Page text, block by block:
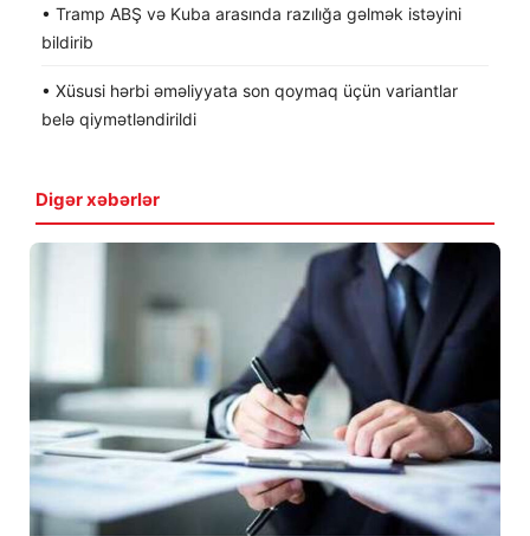
• Tramp ABŞ və Kuba arasında razılığa gəlmək istəyini
bildirib
• Xüsusi hərbi əməliyyata son qoymaq üçün variantlar
belə qiymətləndirildi
Digər xəbərlər